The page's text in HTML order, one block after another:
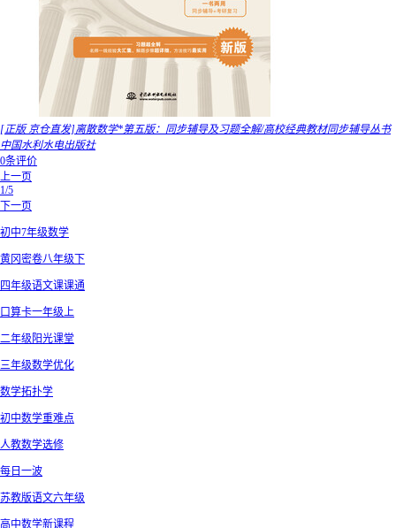
[正版 京仓直发]离散数学*第五版：同步辅导及习题全解/高校经典教材同步辅导丛书
中国水利水电出版社
0条评价
上一页
1/5
下一页
初中7年级数学
黄冈密卷八年级下
四年级语文课课通
口算卡一年级上
二年级阳光课堂
三年级数学优化
数学拓扑学
初中数学重难点
人教数学选修
每日一波
苏教版语文六年级
高中数学新课程